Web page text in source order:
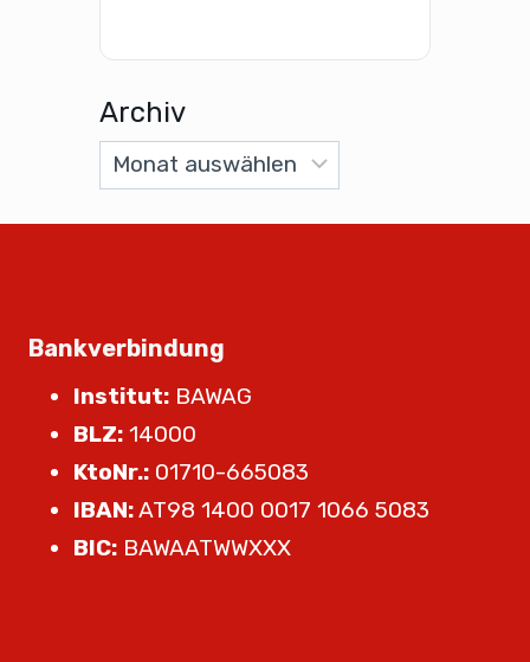
Archiv
Bankverbindung
Institut: BAWAG
BLZ: 14000
KtoNr.: 01710-665083
IBAN:AT98 1400 0017 1066 5083
BIC: BAWAATWWXXX